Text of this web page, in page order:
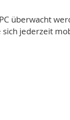
überwacht
sich jederzeit